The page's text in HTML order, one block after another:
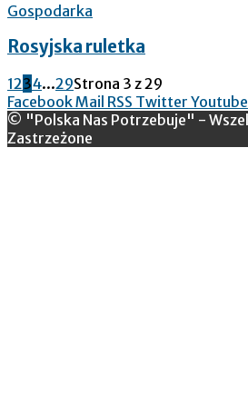
Gospodarka
Rosyjska ruletka
1234...29Strona 3 z 29
FacebookMail RSS Twitter Youtube
© "Polska Nas Potrzebuje" -
Zastrzeżone